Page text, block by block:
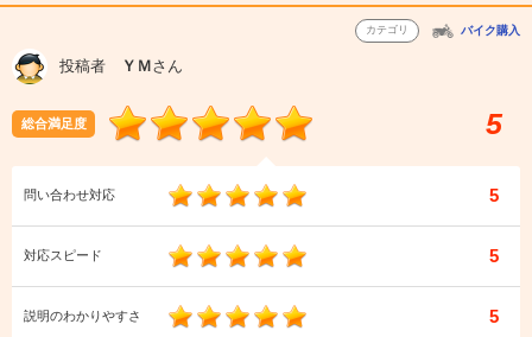
カテゴリ バイク購入
投稿者 ＹＭさん
総合満足度 5
問い合わせ対応 5
対応スピード 5
説明のわかりやすさ 5